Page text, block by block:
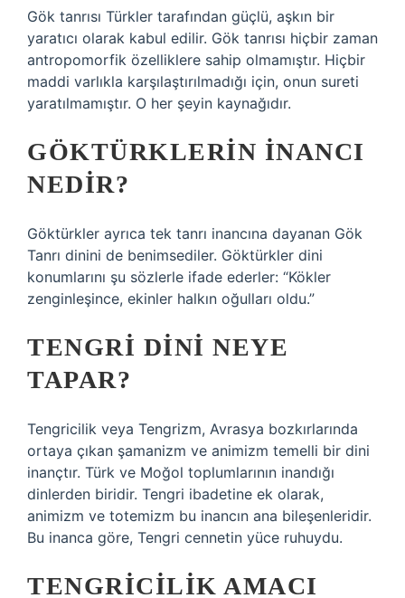
Gök tanrısı Türkler tarafından güçlü, aşkın bir
yaratıcı olarak kabul edilir. Gök tanrısı hiçbir zaman
antropomorfik özelliklere sahip olmamıştır. Hiçbir
maddi varlıkla karşılaştırılmadığı için, onun sureti
yaratılmamıştır. O her şeyin kaynağıdır.
GÖKTÜRKLERIN INANCI
NEDIR?
Göktürkler ayrıca tek tanrı inancına dayanan Gök
Tanrı dinini de benimsediler. Göktürkler dini
konumlarını şu sözlerle ifade ederler: “Kökler
zenginleşince, ekinler halkın oğulları oldu.”
TENGRI DINI NEYE
TAPAR?
Tengricilik veya Tengrizm, Avrasya bozkırlarında
ortaya çıkan şamanizm ve animizm temelli bir dini
inançtır. Türk ve Moğol toplumlarının inandığı
dinlerden biridir. Tengri ibadetine ek olarak,
animizm ve totemizm bu inancın ana bileşenleridir.
Bu inanca göre, Tengri cennetin yüce ruhuydu.
TENGRICILIK AMACI